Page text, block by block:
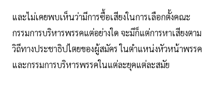
และไม่เคยพบเห็นว่ามีการซื้อเสียงในการเลือกตั้งคณะ
กรรมการบริหารพรรคแต่อย่างใด จะมีก็แต่การหาเสียงตาม
วิถีทางประชาธิปไตยของผู้สมัคร ในตำแหน่งหัวหน้าพรรค
และกรรมการบริหารพรรคในแต่ละยุคแต่ละสมัย